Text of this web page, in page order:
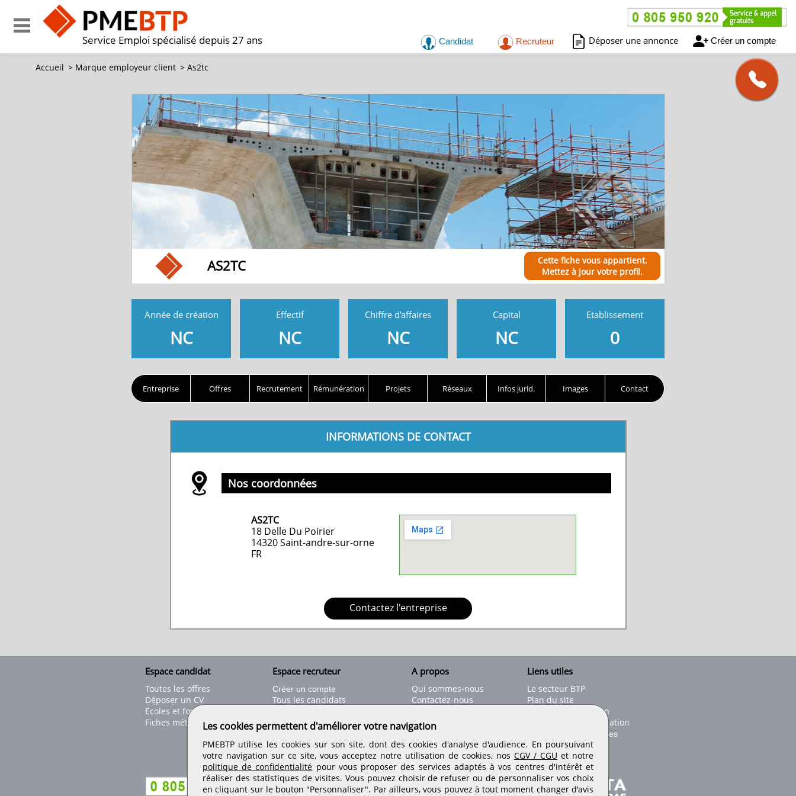
Service Emploi spécialisé depuis 27 ans Candidat Recruteur Déposer une annonce Créer un compte
Accueil > Marque employeur client > As2tc
AS2TC
Cette fiche vous appartient.
Mettez à jour votre profil.
Année de création
NC
Effectif
NC
Chiffre d'affaires
NC
Capital
NC
Etablissement
0
Entreprise Offres Recrutement Rémunération Projets Réseaux Infos jurid. Images Contact
INFORMATIONS DE CONTACT
Nos coordonnées
AS2TC
18 Delle Du Poirier
14320Saint-andre-sur-orne
FR
Contactez l'entreprise
Espace candidat
Toutes les offres
Déposer un CV
Ecoles et formations
Fiches métiers
Espace recruteur
Créer un compte
Tous les candidats
Déposer une offre de stage
Nos tarifs
A propos
Qui sommes-nous
Contactez-nous
Informations légales
Conditions générales
Rejoignez nos équipes
Liens utiles
Le secteur BTP
Plan du site
Conseils d'utilisation
Conditions de publication
Paramètres des cookies
Retrouvez-nous sur les réseaux sociaux
Les cookies permettent d'améliorer votre navigation
PMEBTP utilise les cookies sur son site, dont des cookies d'analyse d'audience. En poursuivant
votre navigation sur ce site, vous acceptez notre utilisation de cookies, nos CGV / CGU et notre
politique de confidentialité pour vous proposer des services adaptés à vos centres d'intérêt et
réaliser des statistiques de visites. Vous pouvez choisir de refuser ou de personnaliser vos choix
en cliquant sur le bouton "Personnaliser". Par ailleurs, vous pouvez à tout moment changer d'avis